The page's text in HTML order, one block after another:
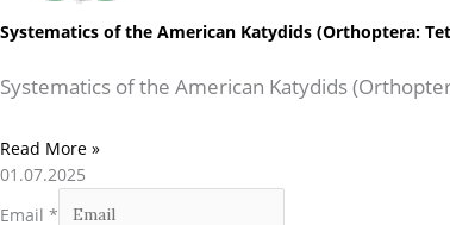
Systematics of the American Katydids (Orthoptera:
Systematics of the American Katydids
Read More »
01.07.2025
Email *